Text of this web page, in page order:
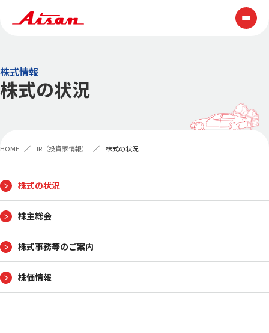
テクノロジー
製品情報
企業情報
AISAN早わかり
会社概要 役員一覧
株式情報
株式の状況
HOME IR（投資家情報） 株式の状況
株式の状況
株主総会
株式事務等のご案内
株価情報